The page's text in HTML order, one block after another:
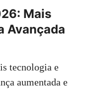
Mais
Avançada
tecnologia e
aumentada e